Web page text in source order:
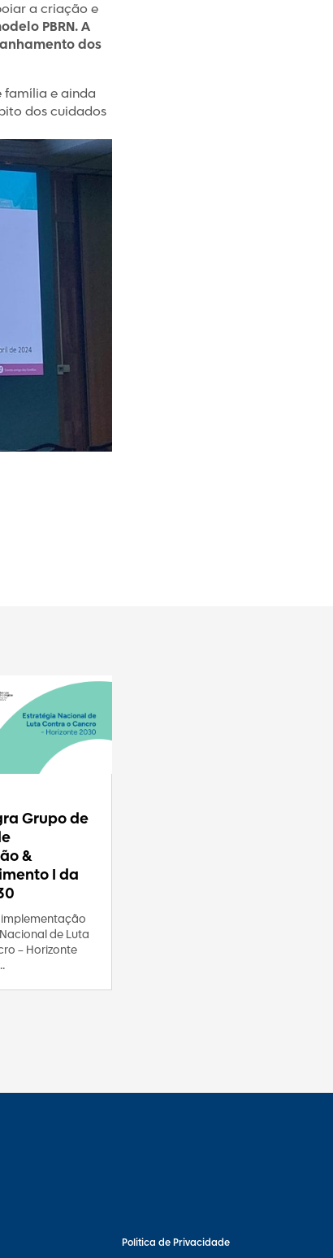
a criação e
PBRN. A
dos
família e ainda
dos cuidados
Grupo de
&
I da
de Luta
– Horizonte
Política de Privacidade